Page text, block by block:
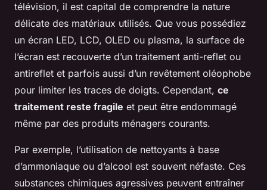
télévision, il est capital de comprendre la nature
délicate des matériaux utilisés. Que vous possédiez
un écran LED, LCD, OLED ou plasma, la surface de
l’écran est recouverte d’un traitement anti-reflet ou
antireflet et parfois aussi d’un revêtement oléophobe
pour limiter les traces de doigts. Cependant, ce
traitement reste fragile et peut être endommagé
même par des produits ménagers courants.
Par exemple, l’utilisation de nettoyants à base
d’ammoniaque ou d’alcool est souvent néfaste. Ces
substances chimiques agressives peuvent entraîner